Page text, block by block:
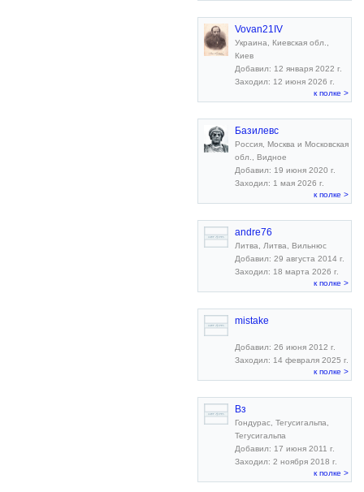
Vovan21IV
Украина, Киевская обл.,
Киев
Добавил: 12 января 2022 г.
Заходил: 12 июня 2026 г.
к полке >
Базилевс
Россия, Москва и Московская
обл., Видное
Добавил: 19 июня 2020 г.
Заходил: 1 мая 2026 г.
к полке >
andre76
Литва, Литва, Вильнюс
Добавил: 29 августа 2014 г.
Заходил: 18 марта 2026 г.
к полке >
mistake
Добавил: 26 июня 2012 г.
Заходил: 14 февраля 2025 г.
к полке >
Вз
Гондурас, Тегусигальпа,
Тегусигальпа
Добавил: 17 июня 2011 г.
Заходил: 2 ноября 2018 г.
к полке >